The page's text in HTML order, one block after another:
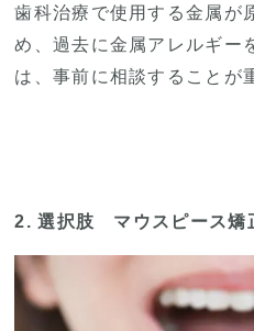
歯科治療で使用する金属が
め、過去に金属アレルギー
は、事前に相談することが
2. 選択肢 マウスピース矯